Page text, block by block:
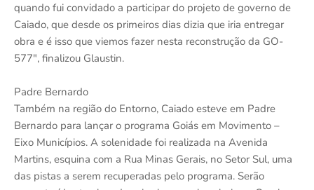
quando fui convidado a participar do projeto de governo de
Caiado, que desde os primeiros dias dizia que iria entregar
obra e é isso que viemos fazer nesta reconstrução da GO-
577", finalizou Glaustin.
Padre Bernardo
Também na região do Entorno, Caiado esteve em Padre
Bernardo para lançar o programa Goiás em Movimento –
Eixo Municípios. A solenidade foi realizada na Avenida
Martins, esquina com a Rua Minas Gerais, no Setor Sul, uma
das pistas a serem recuperadas pelo programa. Serão